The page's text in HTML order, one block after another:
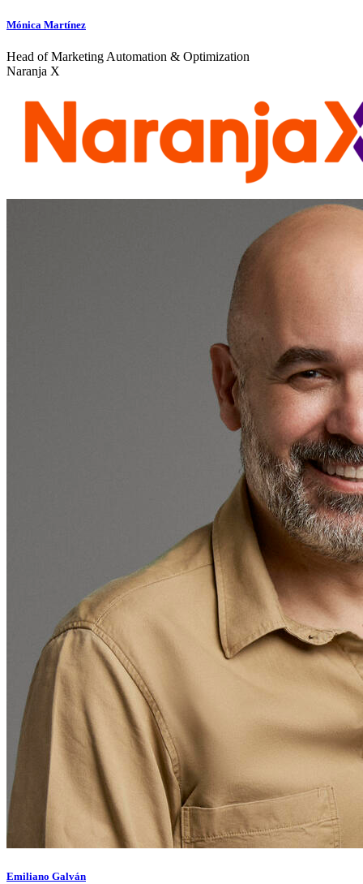
Mónica Martínez
Head of Marketing Automation & Optimization
Naranja X
Emiliano Galván